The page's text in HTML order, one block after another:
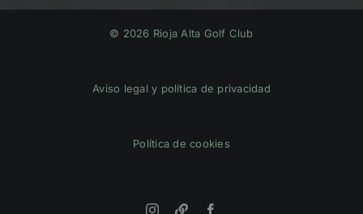
© 2026 Rioja Alta Golf Club
Aviso legal y política de privacidad
Política de cookies